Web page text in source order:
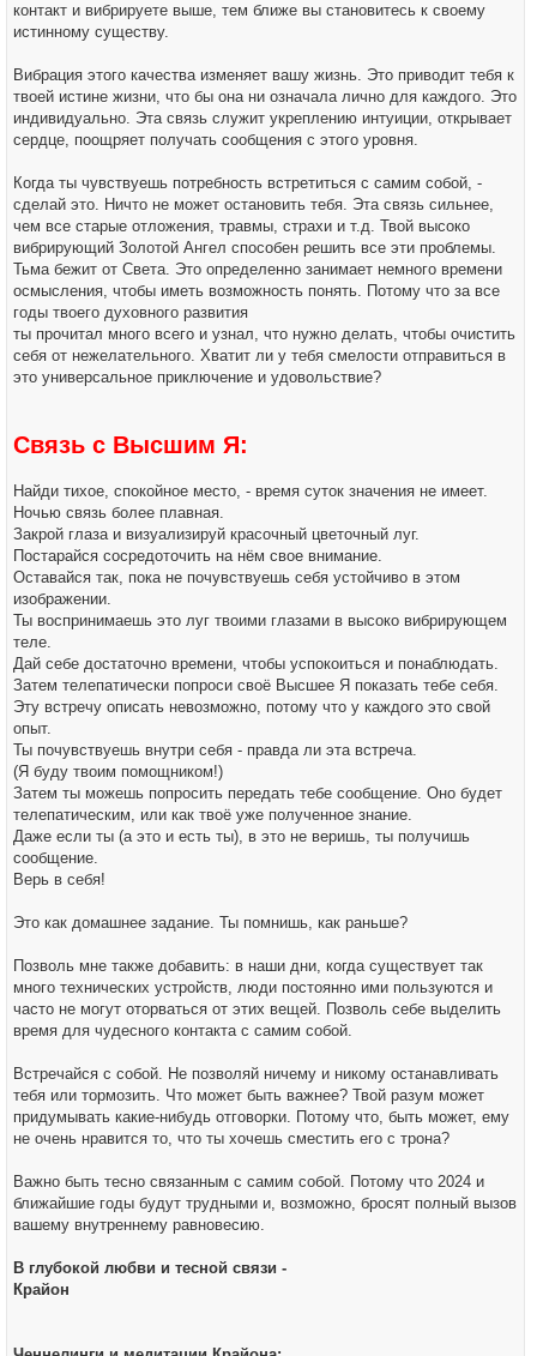
контакт и вибрируете выше, тем ближе вы становитесь к своему
истинному существу.
Вибрация этого качества изменяет вашу жизнь. Это приводит тебя к
твоей истине жизни, что бы она ни означала лично для каждого. Это
индивидуально. Эта связь служит укреплению интуиции, открывает
сердце, поощряет получать сообщения с этого уровня.
Когда ты чувствуешь потребность встретиться с самим собой, -
сделай это. Ничто не может остановить тебя. Эта связь сильнее,
чем все старые отложения, травмы, страхи и т.д. Твой высоко
вибрирующий Золотой Ангел способен решить все эти проблемы.
Тьма бежит от Света. Это определенно занимает немного времени
осмысления, чтобы иметь возможность понять. Потому что за все
годы твоего духовного развития
ты прочитал много всего и узнал, что нужно делать, чтобы очистить
себя от нежелательного. Хватит ли у тебя смелости отправиться в
это универсальное приключение и удовольствие?
Связь с Высшим Я:
Найди тихое, спокойное место, - время суток значения не имеет.
Ночью связь более плавная.
Закрой глаза и визуализируй красочный цветочный луг.
Постарайся сосредоточить на нём свое внимание.
Оставайся так, пока не почувствуешь себя устойчиво в этом
изображении.
Ты воспринимаешь это луг твоими глазами в высоко вибрирующем
теле.
Дай себе достаточно времени, чтобы успокоиться и понаблюдать.
Затем телепатически попроси своё Высшее Я показать тебе себя.
Эту встречу описать невозможно, потому что у каждого это свой
опыт.
Ты почувствуешь внутри себя - правда ли эта встреча.
(Я буду твоим помощником!)
Затем ты можешь попросить передать тебе сообщение. Оно будет
телепатическим, или как твоё уже полученное знание.
Даже если ты (а это и есть ты), в это не веришь, ты получишь
сообщение.
Верь в себя!
Это как домашнее задание. Ты помнишь, как раньше?
Позволь мне также добавить: в наши дни, когда существует так
много технических устройств, люди постоянно ими пользуются и
часто не могут оторваться от этих вещей. Позволь себе выделить
время для чудесного контакта с самим собой.
Встречайся с собой. Не позволяй ничему и никому останавливать
тебя или тормозить. Что может быть важнее? Твой разум может
придумывать какие-нибудь отговорки. Потому что, быть может, ему
не очень нравится то, что ты хочешь сместить его с трона?
Важно быть тесно связанным с самим собой. Потому что 2024 и
ближайшие годы будут трудными и, возможно, бросят полный вызов
вашему внутреннему равновесию.
В глубокой любви и тесной связи -
Крайон